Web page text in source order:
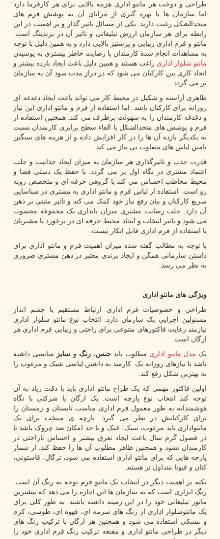
طراحی و دوخت هر مانتو اداری هزینه بالایی برای هر کارفرما دارد
اما سازمان ها با بهره گیری از مزایای آن به پوشش فرم های
متحدالشکل رغبت دارند. یکی از مسائل تاثیر گذار و پر اهمیت در این
رابطه برای هر سازمان ارزش تبلیغاتی و تاثیر آن در برندینگ است.
مانتو و فرم اداری زیبایی و پرستیژ بالایی دارد و به همین دلیل با توجه
به مشاهدات انجام شده کارمندان با رضایت خاطر بیشتری به پوشیدن
مانتو شلوار اداری راغب هستند و همین دلیل باعث ایجاد بازده بیشتر و
اتحاد کاری بین کارکنان می شود که در دراز مدت سود آن به سازمان
بر می گردد.
ظاهری آراسته و شکیل در محیط کار می تواند باعث ایجاد دغدغه ای
روزانه برای کارکنان باشد. اما استفاده از فرم و مانتو اداری این نیاز
و دغدغه کارمندان را به سهولت برطرف می کند. همچنین استفاده از
فرم و پوشش های متحدالشکل با القاء سطح برابری کارمندان نسبت
به یکدیگر بازده آن ها را در کار افزایش داده و از هزینه های سنگین
تامین لباس های متفاوت بی نیاز می کند.
قدرت جذب و تاثیرگذاری هر سازمان به میزان ایجاد جذابیت و جلب
اعتماد مشتری در نگاه اول بر می گردد. با حفظ یک دستی فضا و
محیط مخاطب احساس می کند با گروهی حرفه ای و متخصص روبه
رو است. استفاده از لباس فرم و مانتو اداری به مشتری در شناسایی
سریع کارکنان و بیان رفع نیاز خود کمک می کند و تاثیر مثبتی بر ذهن
آن دارد. جلب رضایت مشتری میزان پایداری یک مجموعه محسوب
می شود و تاثیر انتخاب و ایجاد محیط حرفه ای در برخورد با مشتریان
با استفاده از فرم اداری قابل انکار نیست.
با توجه به مطالب گفته شده میزان اهمیت فرم و مانتو اداری برای
داشتن سازمانی همگن و ایجاد برندی معتبر در ذهن مشتری ضروری
به نظر می رسد.
ویژگی های مانتو اداری
طراحی و خصوصیات فرم اداری ارتباط مستقیم با چشم انداز
مسئولین اجرایی یک سازمان دارد. انتخاب نوع مانتو شلوار اداری
نیازمند رعایت فاکتورهای متنوعی برای راحتی و زیبایی فرم اداری هر
ارگان است.
یک مدل مانتو اداری مطلوب بایدجنس،رنگ و سایز
مناسبی داشته
باشد تا نیازهای روزانه یک کارمند به داشتن لباسی شیک و مرغوب را
به بهترین شکل رفع کند.
اولین فاکتور مهمی که یک طراح مانتو اداری باید با دقت زیاد به آن
توجه کند انتخاب نوع پارچه است. یک ارگان یا شرکتی با نگاه
هوشمندانه به طور معمول فرم اداری مناسب تابستان و زمستان را
برای کارکنانش در نظر می گیرد. پارچه ی منتخب برای یک
مانتواداری باید مرغوب، سبک، خنک و تا حد امکان ضد چروک باشد تا
در فصول گرم سال باعث ایجاد تعرق بیشتر و احساس ناراحتی در
کارمندان نشود و همچنین ظاهر مطلوب آن ها را حفظ کند. از شمار
پارچه هایی که برای مانتو اداری استفاده می شود، ترگال، فاستونی،
کتان و فیونا متداول تر هستند.
نکته پر اهمیت دیگر در انتخاب یک مانتو فرم توجه به رنگ آن است.
رنگ ابزاری است که به سازمان ها این اجازه را می دهد که بیشترین
مانور تبلیغاتی خود را در این زمینه داشته باشند. به طور کلی برای
یک مانتوشلوار اداری از رنگ های سرمه ای، قهوه ای، طوسی، کرم
و مشکی استفاده می شود و همچنین هر ارگان با ترکیب رنگ های
دیگر در طراحی مانتو اداری و مقنعه ترکیب رنگ فرم اداری خود را